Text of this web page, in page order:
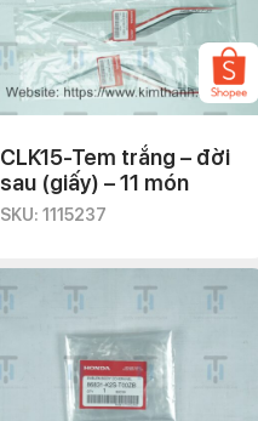
CLK15-Tem trắng – đời
sau (giấy) – 11 món
SKU: 1115237